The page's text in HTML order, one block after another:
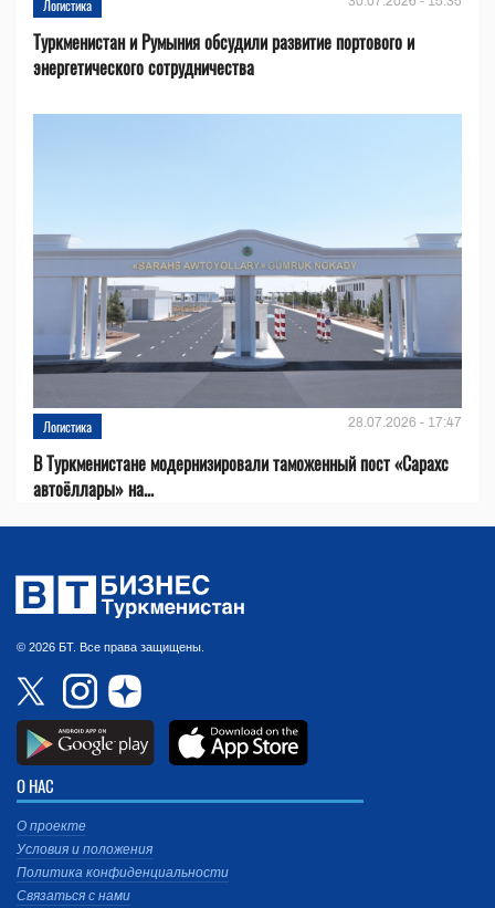
Логистика
Туркменистан и Румыния обсудили развитие портового и
энергетического сотрудничества
Логистика 28.07.2026 - 17:47
В Туркменистане модернизировали таможенный пост «Сарахс
автоёллары» на...
© 2026 БТ. Все права защищены.
О НАС
О проекте
Условия и положения
Политика конфиденциальности
Связаться с нами